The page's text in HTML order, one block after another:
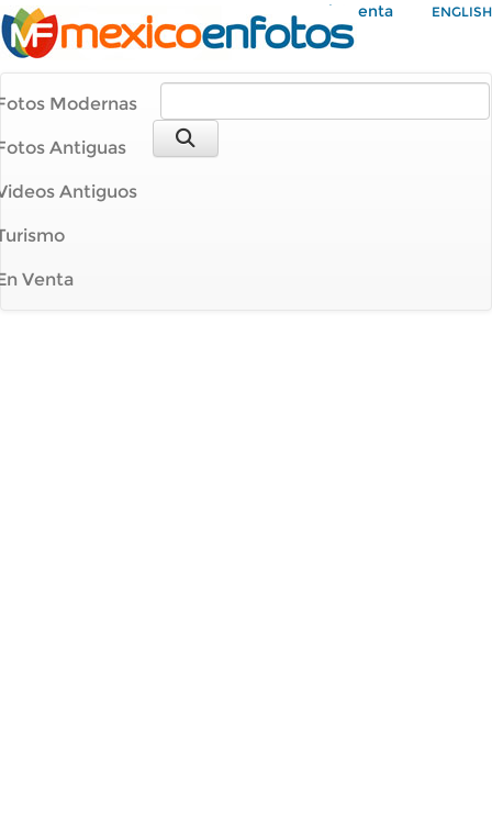
Mi Cuenta ENGLISH
Modernas
Antiguas
Antiguos
Venta